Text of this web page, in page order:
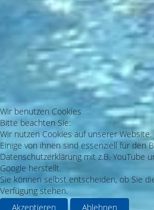
Wir benutzen Cookies
Bitte beachten Sie:
Wir nutzen Cookies auf unserer Website.
Einige von ihnen sind essenziell für den
Datenschutzerklärung mit z.B. YouTube
Google herstellt.
Sie können selbst entscheiden, ob Sie
Verfügung stehen.
Akzeptieren
Ablehnen